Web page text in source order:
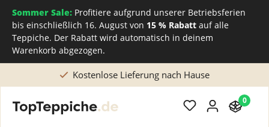
Sommer Sale: Profitiere aufgrund unserer Betriebsferien
bis einschließlich 16. August von 15 % Rabatt auf alle
Teppiche. Der Rabatt wird automatisch in deinem
Warenkorb abgezogen.
Direkt beim Teppichhersteller kaufen
0